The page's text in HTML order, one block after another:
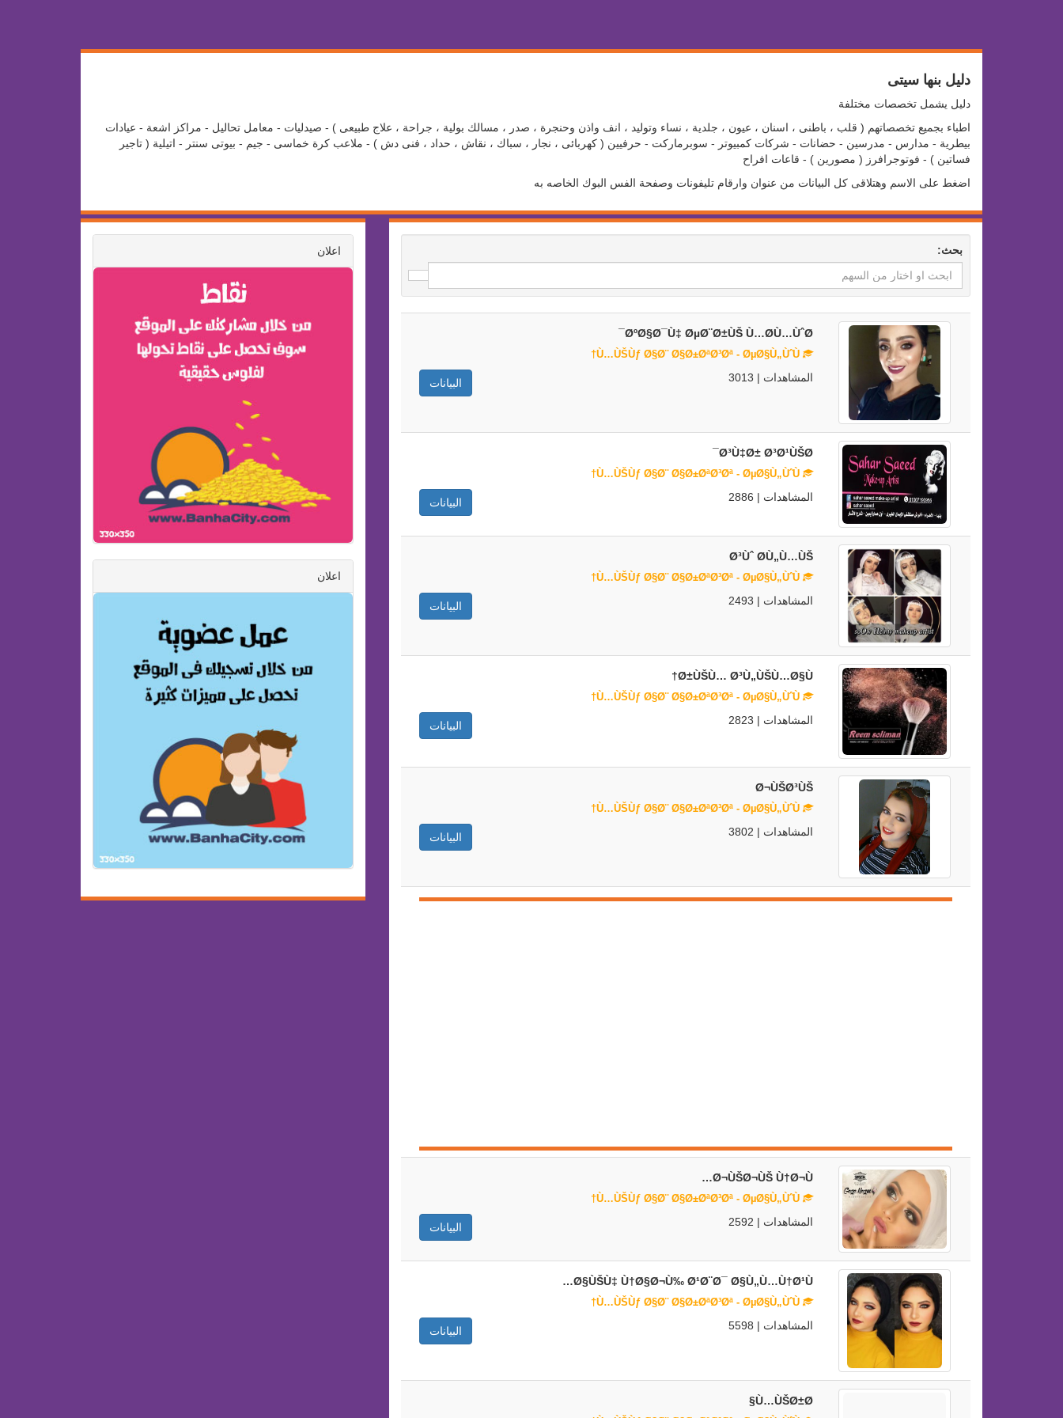
دليل بنها سيتى
دليل يشمل تخصصات مختلفة
اطباء بجميع تخصصاتهم ( قلب ، باطنى ، اسنان ، عيون ، جلدية ، نساء وتوليد ، انف واذن وحنجرة ، صدر ، مسالك بولية ، جراحة ، علاج طبيعى ) - صيدليات - معامل تحاليل - مراكز اشعة - عيادات
بيطرية - مدارس - مدرسين - حضانات - شركات كمبيوتر - سوبرماركت - حرفيين ( كهربائى ، نجار ، سباك ، نقاش ، حداد ، فنى دش ) - ملاعب كرة خماسى - جيم - بيوتى سنتر - اتيلية ( تاجير
فساتين ) - فوتوجرافرز ( مصورين ) - قاعات افراح
اضغط على الاسم وهتلاقى كل البيانات من عنوان وارقام تليفونات وصفحة الفس البوك الخاصه به
بحث:
ØºØ§Ø¯Ù‡ ØµØ¨Ø±ÙŠ Ù…Ø­Ù…ÙˆØ¯
البيانات المشاهدات | 3013
Ø³Ù‡Ø± Ø³Ø¹ÙŠØ¯
البيانات المشاهدات | 2886
Ø³Ùˆ Ø­Ù„Ù…ÙŠ
البيانات المشاهدات | 2493
Ø±ÙŠÙ… Ø³Ù„ÙŠÙ…Ø§Ù†
البيانات المشاهدات | 2823
Ø¬ÙŠØ³ÙŠ
البيانات المشاهدات | 3802
Ø¬ÙŠØ¬ÙŠ Ù†Ø¬Ù…
البيانات المشاهدات | 2592
Ø§ÙŠÙ‡ Ù†Ø§Ø¬Ù‰ Ø¹Ø¨Ø¯ Ø§Ù„Ù…Ù†Ø¹Ù…
البيانات المشاهدات | 5598
Ù…ÙŠØ±Ø§
اعلان
اعلان